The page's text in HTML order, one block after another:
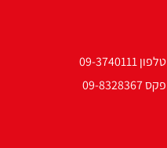
טלפון 09-3740111
פקס 09-8328367